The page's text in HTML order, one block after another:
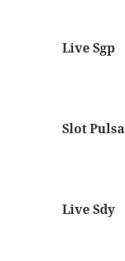
Live Sgp
Slot Pulsa
Live Sdy